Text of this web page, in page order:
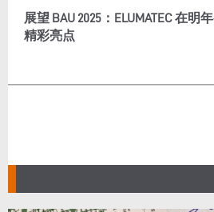
展望 BAU 2025：ELUMATEC 在
精彩亮点